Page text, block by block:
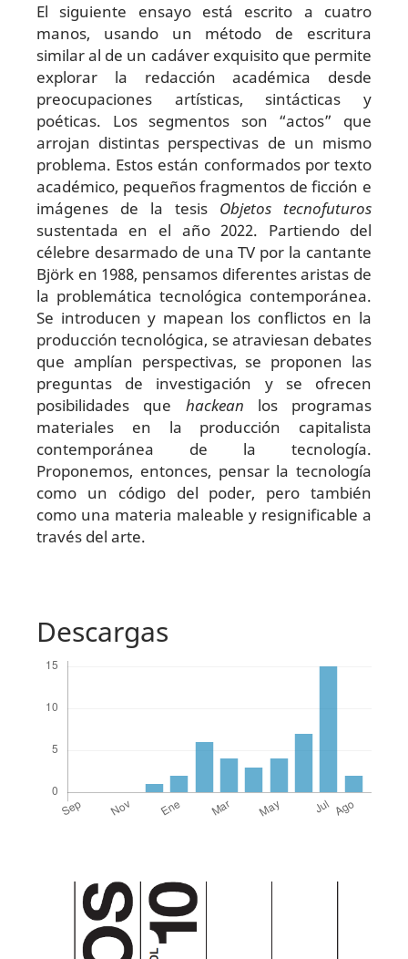
El siguiente ensayo está escrito a cuatro
manos, usando un método de escritura
similar al de un cadáver exquisito que permite
explorar la redacción académica desde
preocupaciones artísticas, sintácticas y
poéticas. Los segmentos son “actos” que
arrojan distintas perspectivas de un mismo
problema. Estos están conformados por texto
académico, pequeños fragmentos de ficción e
imágenes de la tesis Objetos tecnofuturos
sustentada en el año 2022. Partiendo del
célebre desarmado de una TV por la cantante
Björk en 1988, pensamos diferentes aristas de
la problemática tecnológica contemporánea.
Se introducen y mapean los conflictos en la
producción tecnológica, se atraviesan debates
que amplían perspectivas, se proponen las
preguntas de investigación y se ofrecen
posibilidades que hackean los programas
materiales en la producción capitalista
contemporánea de la tecnología.
Proponemos, entonces, pensar la tecnología
como un código del poder, pero también
como una materia maleable y resignificable a
través del arte.
Descargas